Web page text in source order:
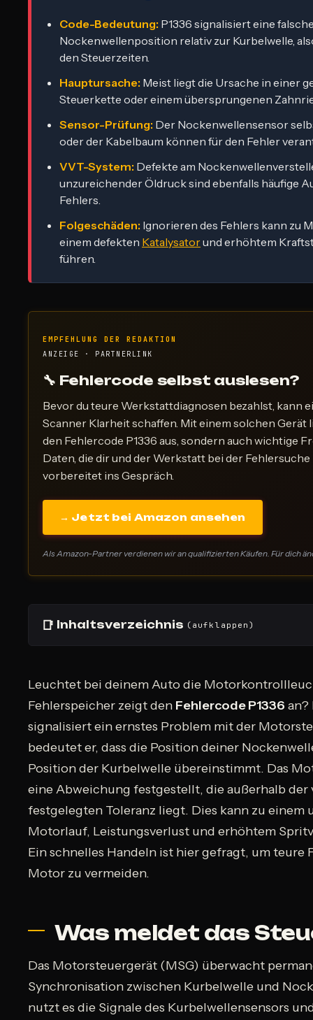
Code-Bedeutung: P1336 signalisiert eine
Nockenwellenposition relativ zur Kurbelwelle,
den Steuerzeiten.
Hauptursache: Meist liegt die Ursache in einer
Steuerkette oder einem übersprungenen
Sensor-Prüfung: Der Nockenwellensensor
oder der Kabelbaum können für den Fehler
VVT-System: Defekte am
unzureichender Öldruck sind ebenfalls häufige
Fehlers.
Folgeschäden: Ignorieren des Fehlers kann zu
einem defekten Katalysatorund erhöhtem
führen.
EMPFEHLUNG DER REDAKTION
ANZEIGE · PARTNERLINK
🔧 Fehlercode selbst auslesen?
Bevor du teure Werkstattdiagnosen bezahlst, kann
Scanner Klarheit schaffen. Mit einem solchen Gerät
den Fehlercode P1336 aus, sondern auch wichtige
Daten, die dir und der Werkstatt bei der Fehlersuche
vorbereitet ins Gespräch.
→ Jetzt bei Amazon ansehen
Als Amazon-Partner verdienen wir an qualifizierten Käufen. Für dich
📑 Inhaltsverzeichnis (aufklappen)
Leuchtet bei deinem Auto die
Fehlerspeicher zeigt den Fehlercode P1336 an?
signalisiert ein ernstes Problem mit der
bedeutet er, dass die Position deiner
Position der Kurbelwelle übereinstimmt. Das
eine Abweichung festgestellt, die außerhalb der
festgelegten Toleranz liegt. Dies kann zu einem
Motorlauf, Leistungsverlust und erhöhtem
Ein schnelles Handeln ist hier gefragt, um teure
Motor zu vermeiden.
Was meldet das
Das Motorsteuergerät (MSG) überwacht
Synchronisation zwischen Kurbelwelle und
nutzt es die Signale des Kurbelwellensensors